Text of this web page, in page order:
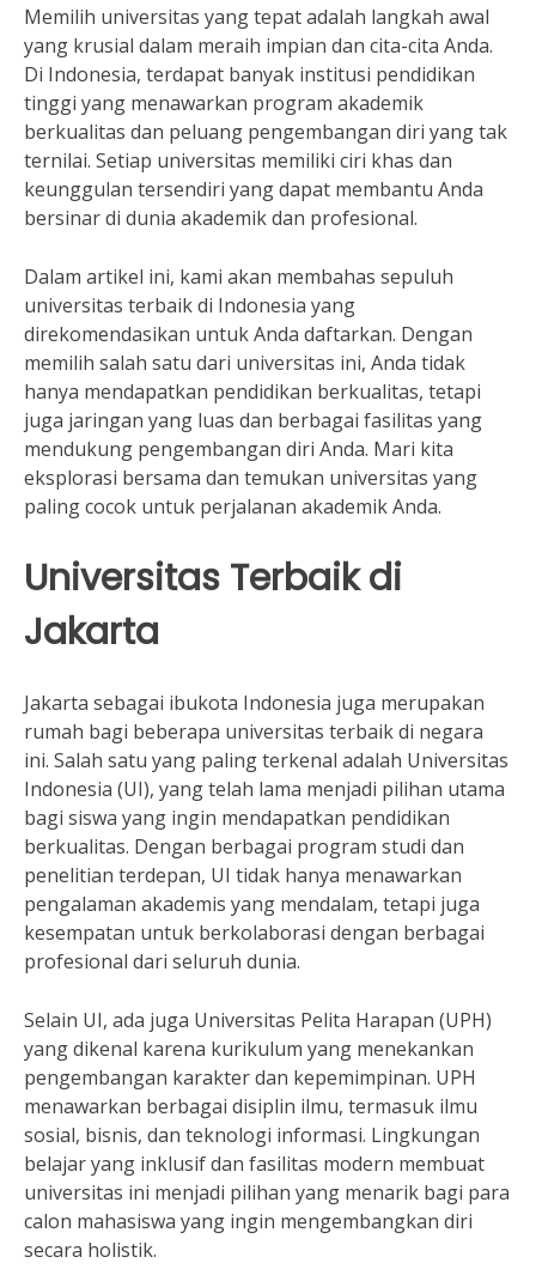
Memilih universitas yang tepat adalah langkah awal
yang krusial dalam meraih impian dan cita-cita Anda.
Di Indonesia, terdapat banyak institusi pendidikan
tinggi yang menawarkan program akademik
berkualitas dan peluang pengembangan diri yang tak
ternilai. Setiap universitas memiliki ciri khas dan
keunggulan tersendiri yang dapat membantu Anda
bersinar di dunia akademik dan profesional.
Dalam artikel ini, kami akan membahas sepuluh
universitas terbaik di Indonesia yang
direkomendasikan untuk Anda daftarkan. Dengan
memilih salah satu dari universitas ini, Anda tidak
hanya mendapatkan pendidikan berkualitas, tetapi
juga jaringan yang luas dan berbagai fasilitas yang
mendukung pengembangan diri Anda. Mari kita
eksplorasi bersama dan temukan universitas yang
paling cocok untuk perjalanan akademik Anda.
Universitas Terbaik di
Jakarta
Jakarta sebagai ibukota Indonesia juga merupakan
rumah bagi beberapa universitas terbaik di negara
ini. Salah satu yang paling terkenal adalah Universitas
Indonesia (UI), yang telah lama menjadi pilihan utama
bagi siswa yang ingin mendapatkan pendidikan
berkualitas. Dengan berbagai program studi dan
penelitian terdepan, UI tidak hanya menawarkan
pengalaman akademis yang mendalam, tetapi juga
kesempatan untuk berkolaborasi dengan berbagai
profesional dari seluruh dunia.
Selain UI, ada juga Universitas Pelita Harapan (UPH)
yang dikenal karena kurikulum yang menekankan
pengembangan karakter dan kepemimpinan. UPH
menawarkan berbagai disiplin ilmu, termasuk ilmu
sosial, bisnis, dan teknologi informasi. Lingkungan
belajar yang inklusif dan fasilitas modern membuat
universitas ini menjadi pilihan yang menarik bagi para
calon mahasiswa yang ingin mengembangkan diri
secara holistik.